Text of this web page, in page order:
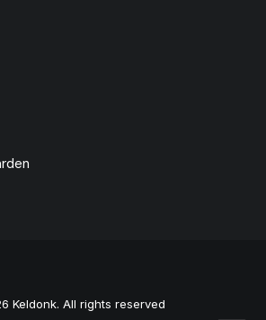
Keldonk. All rights reserved